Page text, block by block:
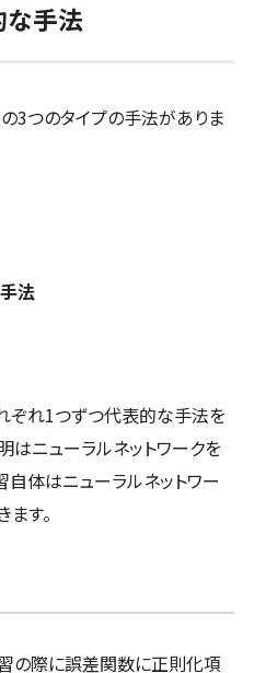
手法
3つのタイプの手法がありま
法
ぞれ1つずつ代表的な手法を
はニューラルネットワークを
体はニューラルネットワー
す。
の際に誤差関数に正則化項